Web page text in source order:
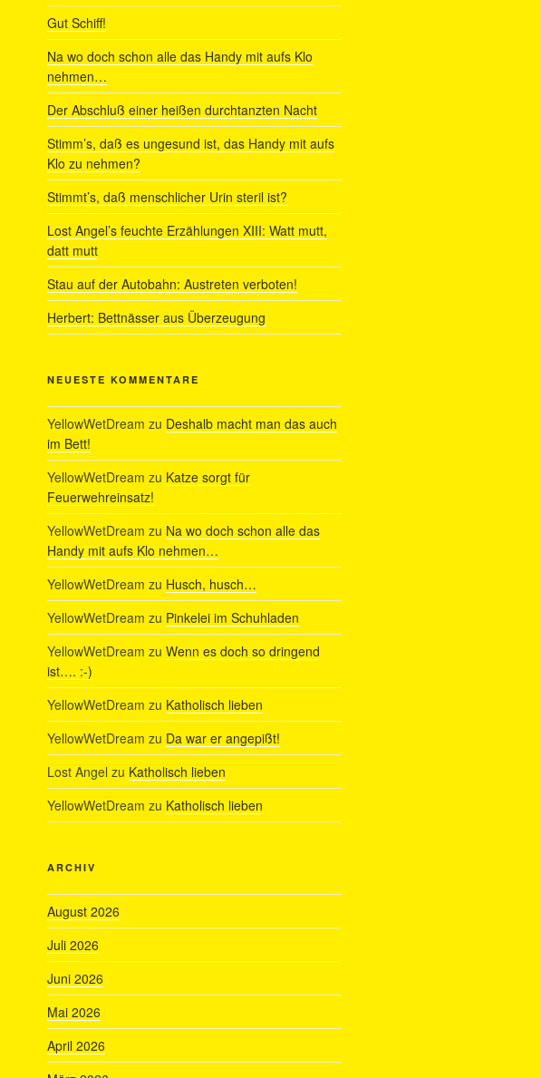
Gut Schiff!
Na wo doch schon alle das Handy mit aufs Klo
nehmen…
Der Abschluß einer heißen durchtanzten Nacht
Stimm’s, daß es ungesund ist, das Handy mit aufs
Klo zu nehmen?
Stimmt’s, daß menschlicher Urin steril ist?
Lost Angel’s feuchte Erzählungen XIII: Watt mutt,
datt mutt
Stau auf der Autobahn: Austreten verboten!
Herbert: Bettnässer aus Überzeugung
NEUESTE KOMMENTARE
YellowWetDream zu Deshalb macht man das auch
im Bett!
YellowWetDream zu Katze sorgt für
Feuerwehreinsatz!
YellowWetDream zu Na wo doch schon alle das
Handy mit aufs Klo nehmen…
YellowWetDream zu Husch, husch…
YellowWetDream zu Pinkelei im Schuhladen
YellowWetDream zu Wenn es doch so dringend
ist…. :-)
YellowWetDream zu Katholisch lieben
YellowWetDream zu Da war er angepißt!
Lost Angel zu Katholisch lieben
YellowWetDream zu Katholisch lieben
ARCHIV
August 2026
Juli 2026
Juni 2026
Mai 2026
April 2026